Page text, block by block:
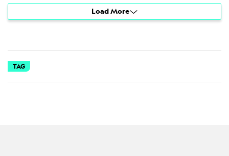
Load More
TAG